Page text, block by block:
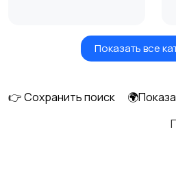
Кровати и матрасыПоказать все
👉 Сохранить поиск